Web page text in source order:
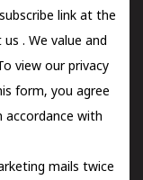
link at the
us . We value and
view our privacy
form, you agree
with
mails twice